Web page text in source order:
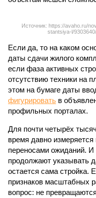
Источник: https://avaho.ru/
stantsiya-l/
Если да, то на каком
даты сдачи жилого
если фаза активных
отсутствию техники на
этом на бумаге даты
фигурировать в
профильных порталах.
Для почти четырёх
время давно
переносами ожиданий.
продолжают указывать
остается сама стройка.
признаков масштабных
вопрос: не